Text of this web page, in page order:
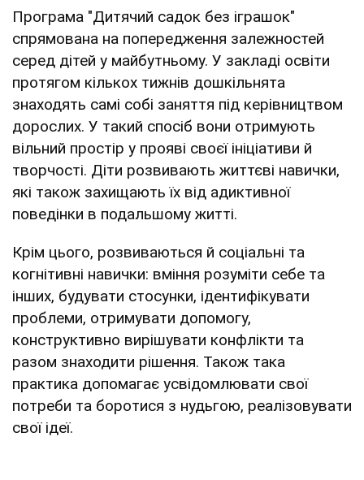
Програма "Дитячий садок без іграшок"
спрямована на попередження залежностей
серед дітей у майбутньому. У закладі освіти
протягом кількох тижнів дошкільнята
знаходять самі собі заняття під керівництвом
дорослих. У такий спосіб вони отримують
вільний простір у прояві своєї ініціативи й
творчості. Діти розвивають життєві навички,
які також захищають їх від адиктивної
поведінки в подальшому житті.
Крім цього, розвиваються й соціальні та
когнітивні навички: вміння розуміти себе та
інших, будувати стосунки, ідентифікувати
проблеми, отримувати допомогу,
конструктивно вирішувати конфлікти та
разом знаходити рішення. Також така
практика допомагає усвідомлювати свої
потреби та боротися з нудьгою, реалізовувати
свої ідеї.